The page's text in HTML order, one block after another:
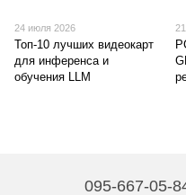
24 июля 2026
Топ-10 лучших видеокарт
для инференса и
обучения LLM
095-667-05-